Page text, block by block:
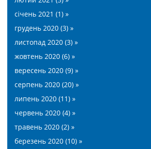
січень 2021 (1) »
грудень 2020 (3) »
листопад 2020 (3) »
жовтень 2020 (6) »
вересень 2020 (9) »
серпень 2020 (20) »
липень 2020 (11) »
червень 2020 (4) »
травень 2020 (2) »
березень 2020 (10) »